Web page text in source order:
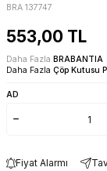
BRA 137747
553,00 TL
Daha Fazla BRABANTIA
Daha Fazla Çöp Kutusu
AD
Fiyat Alarmı